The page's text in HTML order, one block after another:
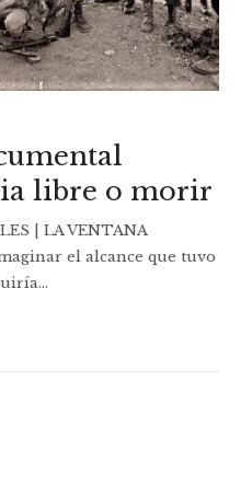
libre o morir
| LA VENTANA
el alcance que tuvo